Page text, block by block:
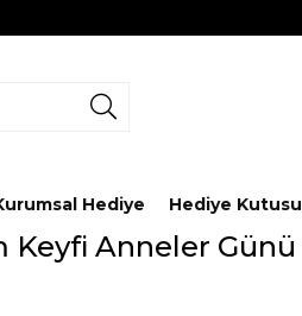
Hediye Hediye Kutusu
Keyfi Anneler Günü